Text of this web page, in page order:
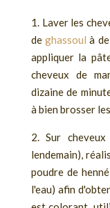
1. Laver les
deghassoul à
appliquer la
cheveux de
dizaine de
à bien brosser
2. Sur
lendemain),
poudre de
l'eau) afin